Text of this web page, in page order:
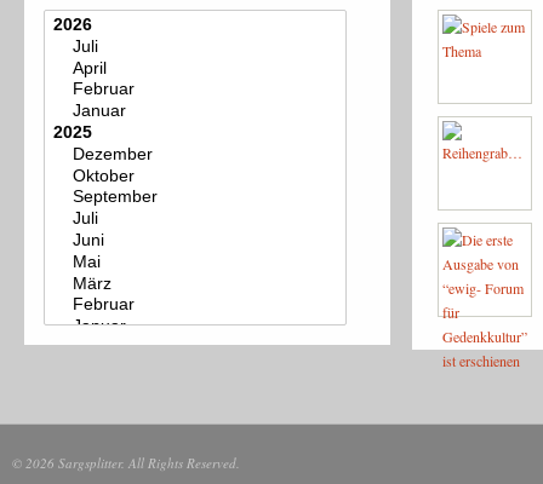
© 2026 Sargsplitter. All Rights Reserved.